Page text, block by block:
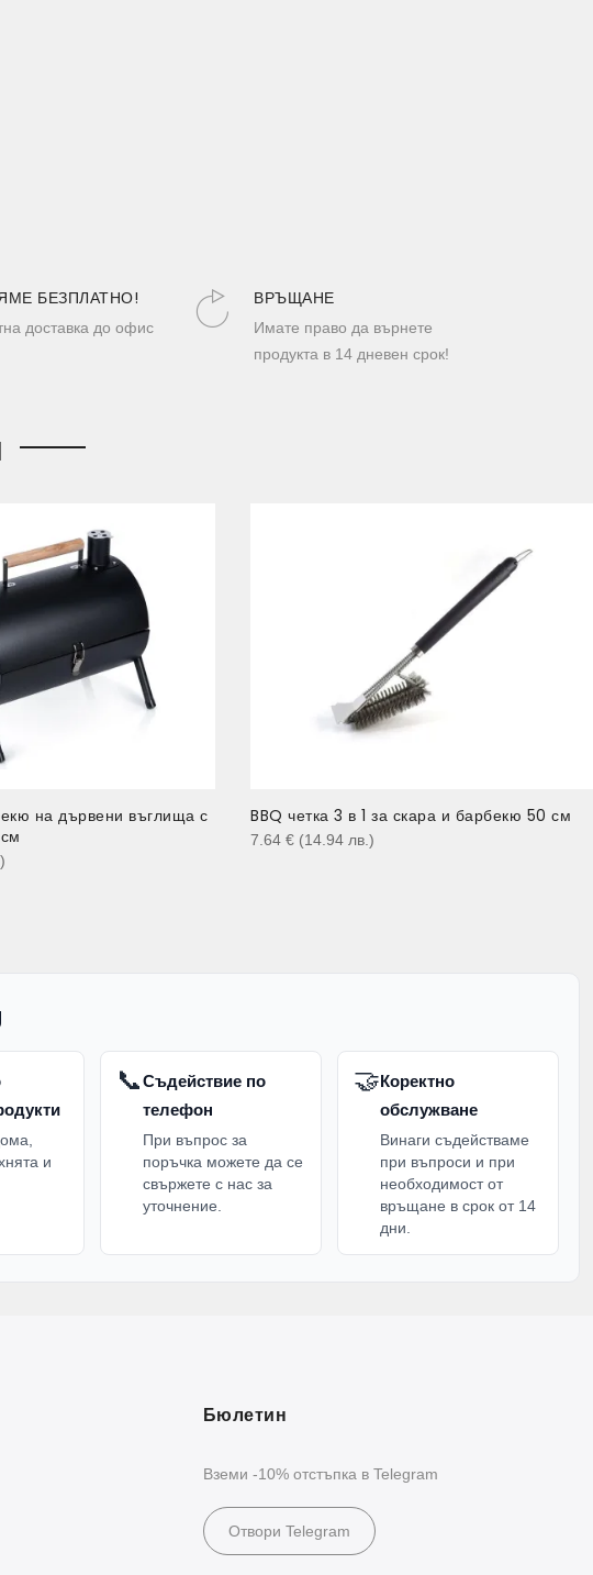
БЕЗПЛАТНО!
доставка до офис
ВРЪЩАНЕ
Имате право да върнете
продукта в 14 дневен срок!
на дървени въглища с
)
BBQ четка 3 в 1 за скара и барбекю 50 см
7.64 € (14.94 лв. )
и
📞Съдействие по
телефон
При въпрос за
поръчка можете да се
свържете с нас за
уточнение.
🤝Коректно
обслужване
Винаги съдействаме
при въпроси и при
необходимост от
връщане в срок от 14
дни.
Бюлетин
Вземи -10% отстъпка в Telegram
Отвори Telegram